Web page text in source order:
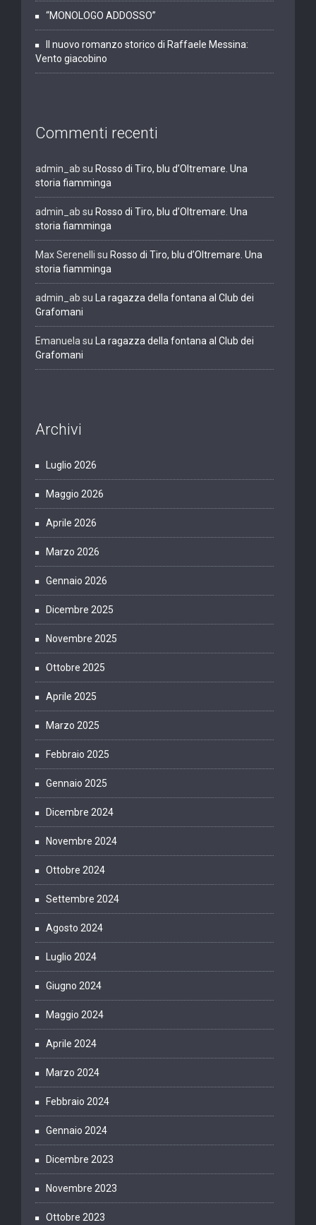
“MONOLOGO ADDOSSO”
Il nuovo romanzo storico di Raffaele Messina:
Vento giacobino
Commenti recenti
admin_ab su Rosso di Tiro, blu d’Oltremare. Una
storia fiamminga
admin_ab su Rosso di Tiro, blu d’Oltremare. Una
storia fiamminga
Max Serenelli su Rosso di Tiro, blu d’Oltremare. Una
storia fiamminga
admin_ab su La ragazza della fontana al Club dei
Grafomani
Emanuelasu La ragazza della fontana al Club dei
Grafomani
Archivi
Luglio 2026
Maggio 2026
Aprile 2026
Marzo 2026
Gennaio 2026
Dicembre 2025
Novembre 2025
Ottobre 2025
Aprile 2025
Marzo 2025
Febbraio 2025
Gennaio 2025
Dicembre 2024
Novembre 2024
Ottobre 2024
Settembre 2024
Agosto 2024
Luglio 2024
Giugno 2024
Maggio 2024
Aprile 2024
Marzo 2024
Febbraio 2024
Gennaio 2024
Dicembre 2023
Novembre 2023
Ottobre 2023